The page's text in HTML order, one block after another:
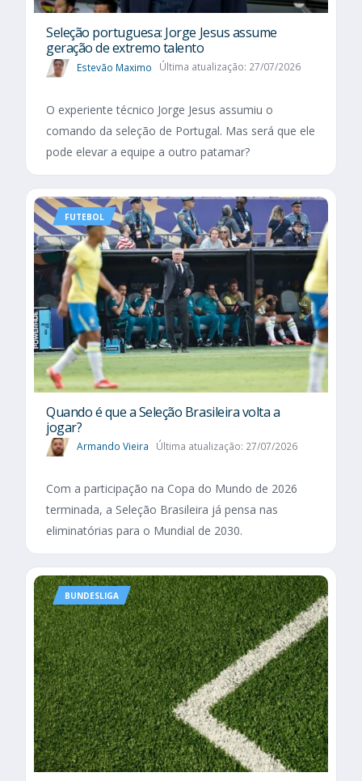
Seleção portuguesa: Jorge Jesus assume
geração de extremo talento
Estevão Maximo Última atualização: 27/07/2026
O experiente técnico Jorge Jesus assumiu o
comando da seleção de Portugal. Mas será que ele
pode elevar a equipe a outro patamar?
FUTEBOL
Quando é que a Seleção Brasileira volta a
jogar?
Armando Vieira Última atualização: 27/07/2026
Com a participação na Copa do Mundo de 2026
terminada, a Seleção Brasileira já pensa nas
eliminatórias para o Mundial de 2030.
BUNDESLIGA